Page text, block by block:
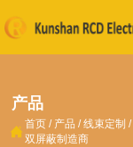
产品
 首页 / 产品 /线束定制 /
双屏蔽制造商